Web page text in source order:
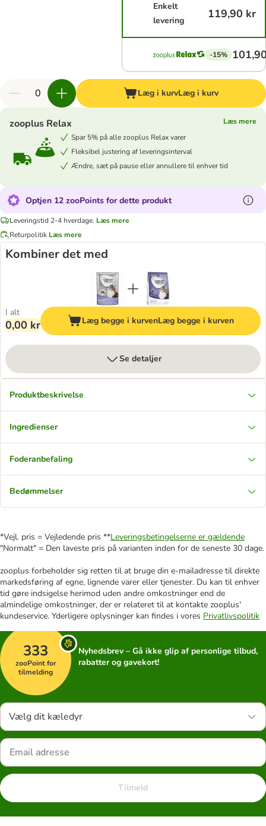
Enkelt
levering
119,90 kr
-15%
Læg i kurvLæg i kurv
zooplus Relax
Læs mere
Spar 5% på alle zooplus Relax varer
Fleksibel justering af leveringsinterval
Ændre, sæt på pause eller annullere til enhver tid
Optjen 12 zooPoints for dette produkt
Leveringstid 2-4 hverdage. Læs mere
Returpolitik Læs mere
Kombiner det med
I alt
0,00 kr Læg begge i kurvenLæg begge i kurven
Se detaljer
Produktbeskrivelse
Ingredienser
Foderanbefaling
Bedømmelser
*Vejl. pris = Vejledende pris **Leveringsbetingelserne er gældende
"Normalt" = Den laveste pris på varianten inden for de seneste 30 dage.
zooplus forbeholder sig retten til at bruge din e-mailadresse til direkte
markedsføring af egne, lignende varer eller tjenester. Du kan til enhver
tid gøre indsigelse herimod uden andre omkostninger end de
almindelige omkostninger, der er relateret til at kontakte zooplus'
kundeservice. Yderligere oplysninger kan findes i vores Privatlivspolitik
333
zooPoint for
tilmelding
Nyhedsbrev – Gå ikke glip af personlige tilbud,
rabatter og gavekort!
Vælg dit kæledyr
Tilmeld